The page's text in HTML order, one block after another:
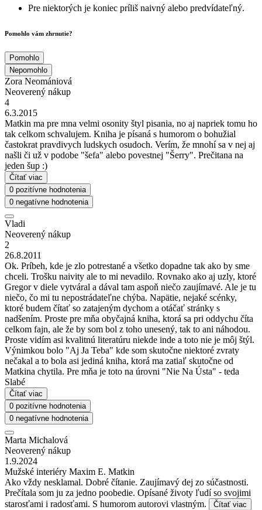
Pre niektorých je koniec príliš naivný alebo predvídateľný.
Pomohlo vám zhrnutie?
Pomohlo
Nepomohlo
Zora Neomániová
Neoverený nákup
4
6.3.2015
Matkin ma pre mna velmi osonity štyl pisania, no aj napriek tomu ho
tak celkom schvalujem. Kniha je písaná s humorom o bohužial
častokrat pravdivych ludskych osudoch. Verím, že mnohí sa v nej aj
našli či už v podobe "šefa" alebo povestnej "Šerry". Prečitana na
jeden šup :)
Čítať viac
0 pozitívne hodnotenia
0 negatívne hodnotenia
Vladi
Neoverený nákup
2
26.8.2011
Ok. Príbeh, kde je zlo potrestané a všetko dopadne tak ako by sme
chceli. Trošku naivity ale to mi nevadilo. Rovnako ako aj uzly, ktoré
Gregor v diele vytváral a dával tam aspoň niečo zaujímavé. Ale je tu
niečo, čo mi tu nepostrádateľne chýba. Napätie, nejaké scénky,
ktoré budem čítať so zatajeným dychom a otáčať stránky s
nadšením. Proste pre mňa obyčajná kniha, ktorá sa pri oddychu číta
celkom fajn, ale že by som bol z toho unesený, tak to ani náhodou.
Proste vidím asi kvalitnú literatúru niekde inde a toto nie je môj štýl.
Výnimkou bolo "Aj Ja Teba" kde som skutočne niektoré zvraty
nečakal a to bola asi jediná kniha, ktorá ma zatiaľ skutočne od
Matkina chytila. Pre mňa je toto na úrovni "Nie Na Ústa" - teda
Slabé
Čítať viac
0 pozitívne hodnotenia
0 negatívne hodnotenia
Marta Michalová
Neoverený nákup
1.9.2024
Mužské interiéry Maxim E. Matkin
Ako vždy nesklamal. Dobré čítanie. Zaujímavý dej zo súčastnosti.
Prečítala som ju za jedno poobedie. Opísané životy ľudí so svojimi
starosťami i radosťami. S humorom autorovi vlastným.
Čítať viac